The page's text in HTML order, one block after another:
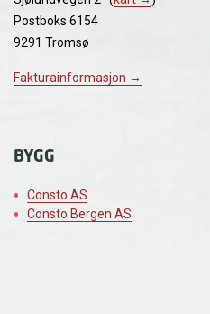
Postboks 6154
9291 Tromsø
Fakturainformasjon →
BYGG
Consto AS
Consto Bergen AS